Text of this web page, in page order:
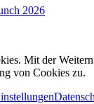
2026
Mit der
von Cookies zu.